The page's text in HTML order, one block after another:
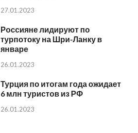
27.01.2023
Россияне лидируют по
турпотоку на Шри-Ланку в
январе
26.01.2023
Турция по итогам года ожидает
6 млн туристов из РФ
26.01.2023